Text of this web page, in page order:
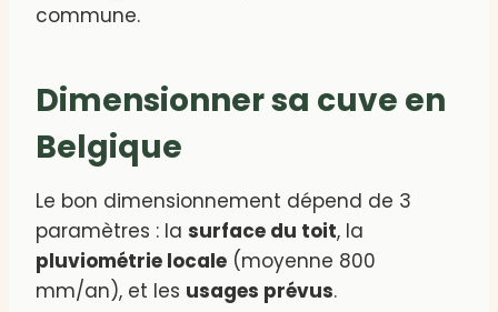
commune.
Dimensionner sa cuve en
Belgique
Le bon dimensionnement dépend de 3
paramètres : la surface du toit, la
pluviométrie locale (moyenne 800
mm/an), et les usages prévus.